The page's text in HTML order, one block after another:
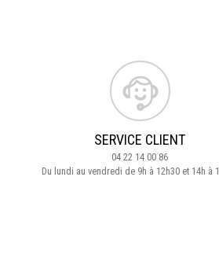
SERVICE CLIENT
04 22 14 00 86
Du lundi au vendredi de 9h à 12h30 et 14h à